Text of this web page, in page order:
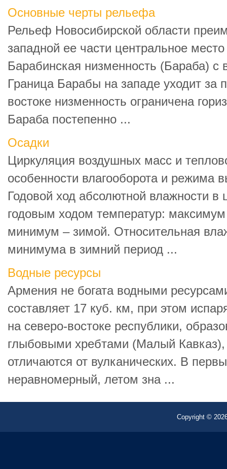
Основные черты рельефа
Рельеф Новосибирской области
западной ее части центральное
Барабинская низменность (Бараба)
Граница Барабы на западе уходит за
востоке низменность ограничена
Бараба постепенно ...
Осадки
Циркуляция воздушных масс и
особенности влагооборота и режима
Годовой ход абсолютной влажности в
годовым ходом температур:
минимум – зимой. Относительная
минимума в зимний период ...
Водные ресурсы
Армения не богата водными
составляет 17 куб. км, при этом
на северо-востоке республики,
глыбовыми хребтами (Малый Кавказ),
отличаются от вулканических. В
неравномерный, летом зна ...
Copyright ©